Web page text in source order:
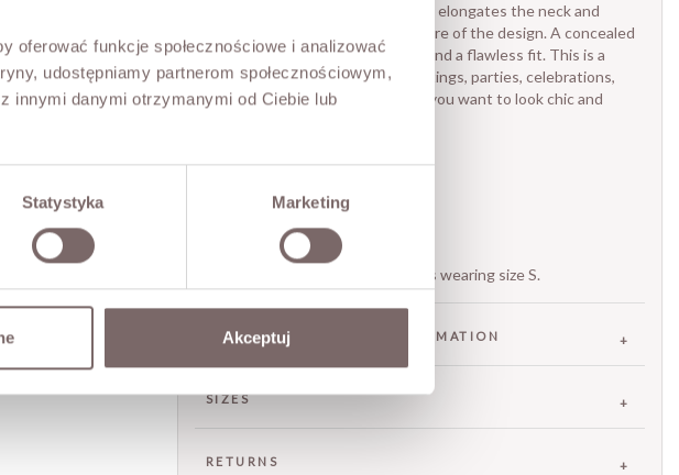
oferować funkcje społecznościowe i analizować
udostępniamy partnerom społecznościowym,
innymi danymi otrzymanymi od Ciebie lub
Statystyka Marketing
Akceptuj
The stylish V-neckline visually elongates the neck and
emphasizes the feminine nature of the design. A concealed
back zipper ensures comfort and a flawless fit. This is a
perfect choice for elegant outings, parties, celebrations,
and evening occasions when you want to look chic and
Side ruching
V-neckline
Concealed back zipper
Italian brand
The model is 173 cm tall and is wearing size S.
FABRIC / ADDITIONAL INFORMATION
SIZES
RETURNS